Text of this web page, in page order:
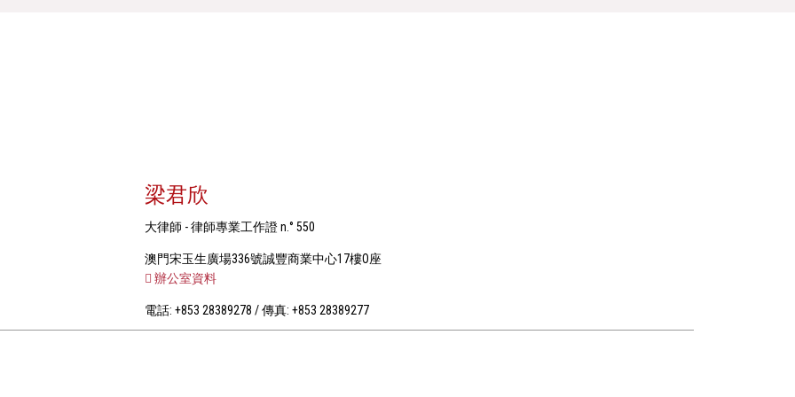
梁君欣
大律師 - 律師專業工作證 n.° 550
澳門宋玉生廣場336號誠豐商業中心17樓O座
辦公室資料
電話: +853 28389278 / 傳真: +853 28389277